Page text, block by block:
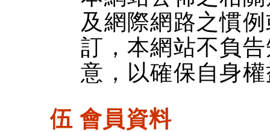
及網際網路之慣
訂，本網站不負
意，以確保自身
伍 會員資料